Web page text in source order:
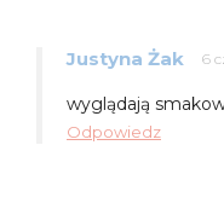
Justyna Żak 6
wyglądają
Odpowiedz